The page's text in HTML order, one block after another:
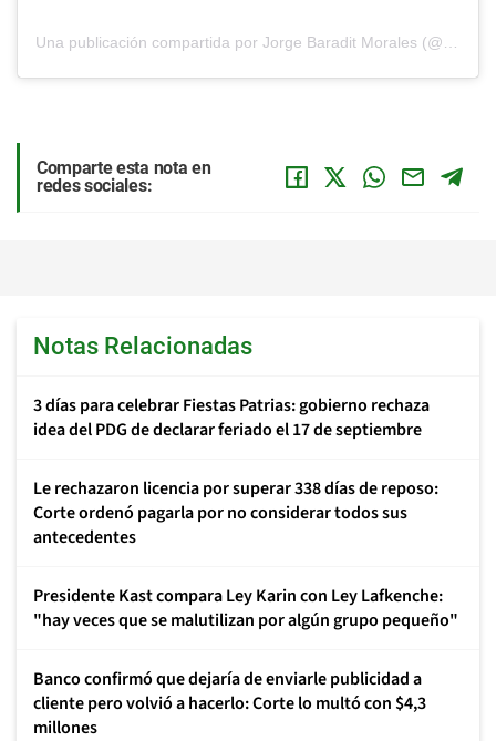
Comparte esta nota en
redes sociales:
Notas Relacionadas
3 días para celebrar Fiestas Patrias: gobierno rechaza
idea del PDG de declarar feriado el 17 de septiembre
Le rechazaron licencia por superar 338 días de reposo:
Corte ordenó pagarla por no considerar todos sus
antecedentes
Presidente Kast compara Ley Karin con Ley Lafkenche:
"hay veces que se malutilizan por algún grupo pequeño"
Banco confirmó que dejaría de enviarle publicidad a
cliente pero volvió a hacerlo: Corte lo multó con $4,3
millones